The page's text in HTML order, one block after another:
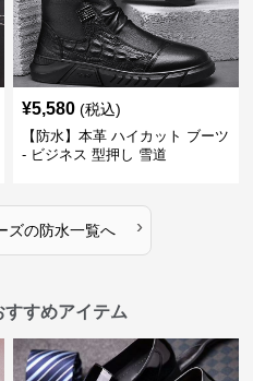
¥5,580 (税込)
【防水】本革 ハイカット ブーツ
- ビジネス 型押し 雪道
ズの防水一覧へ ›
すすめアイテム